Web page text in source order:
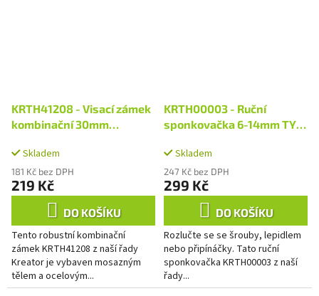
KRTH41208 - Visací zámek
kombinační 30mm
Skladem
181 Kč bez DPH
219 Kč
DO KOŠÍKU
Tento robustní kombinační
zámek KRTH41208 z naší řady
Kreator je vybaven mosazným
tělem a ocelovým...
KRTH00003 - Ruční
sponkovačka 6-14mm TYP
Skladem
247 Kč bez DPH
299 Kč
DO KOŠÍKU
Rozlučte se se šrouby, lepidlem
nebo připínáčky. Tato ruční
sponkovačka KRTH00003 z naší
řady...